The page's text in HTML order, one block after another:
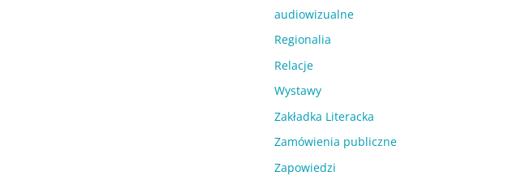
audiowizualne
Regionalia
Relacje
Wystawy
Zakładka Literacka
Zamówienia publiczne
Zapowiedzi